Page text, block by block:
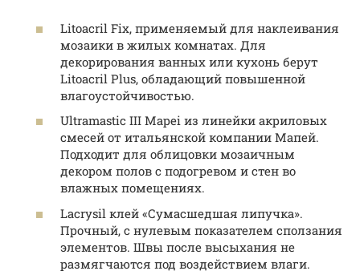
Litoacril Fix, применяемый для наклеивания
мозаики в жилых комнатах. Для
декорирования ванных или кухонь берут
Litoacril Plus, обладающий повышенной
влагоустойчивостью.
Ultramastic III Mapei из линейки акриловых
смесей от итальянской компании Мапей.
Подходит для облицовки мозаичным
декором полов с подогревом и стен во
влажных помещениях.
Lacrysil клей «Сумасшедшая липучка».
Прочный, с нулевым показателем сползания
элементов. Швы после высыхания не
размягчаются под воздействием влаги.